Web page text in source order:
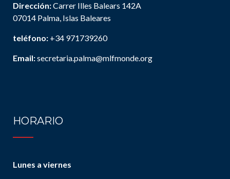
Dirección:Carrer Illes Balears 142A
07014 Palma, Islas Baleares
teléfono: +34 971739260
Email:secretaria.palma@mlfmonde.org
HORARIO
Lunes a viernes